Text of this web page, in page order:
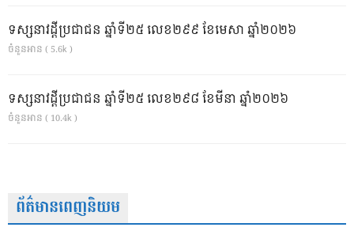
ទស្សនាវដ្ដីប្រជាជន ឆ្នាំទី២៥ លេខ២៩៩ ខែមេសា ឆ្នាំ២០២៦
ចំនួនអាន ( 5.6k )
ទស្សនាវដ្ដីប្រជាជន ឆ្នាំទី២៥ លេខ២៩៨ ខែមីនា ឆ្នាំ២០២៦
ចំនួនអាន ( 10.4k )
ព័ត៌មានពេញនិយម